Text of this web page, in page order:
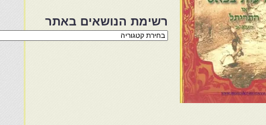
רשימת הנושאים באתר
רשימת
הנושאים